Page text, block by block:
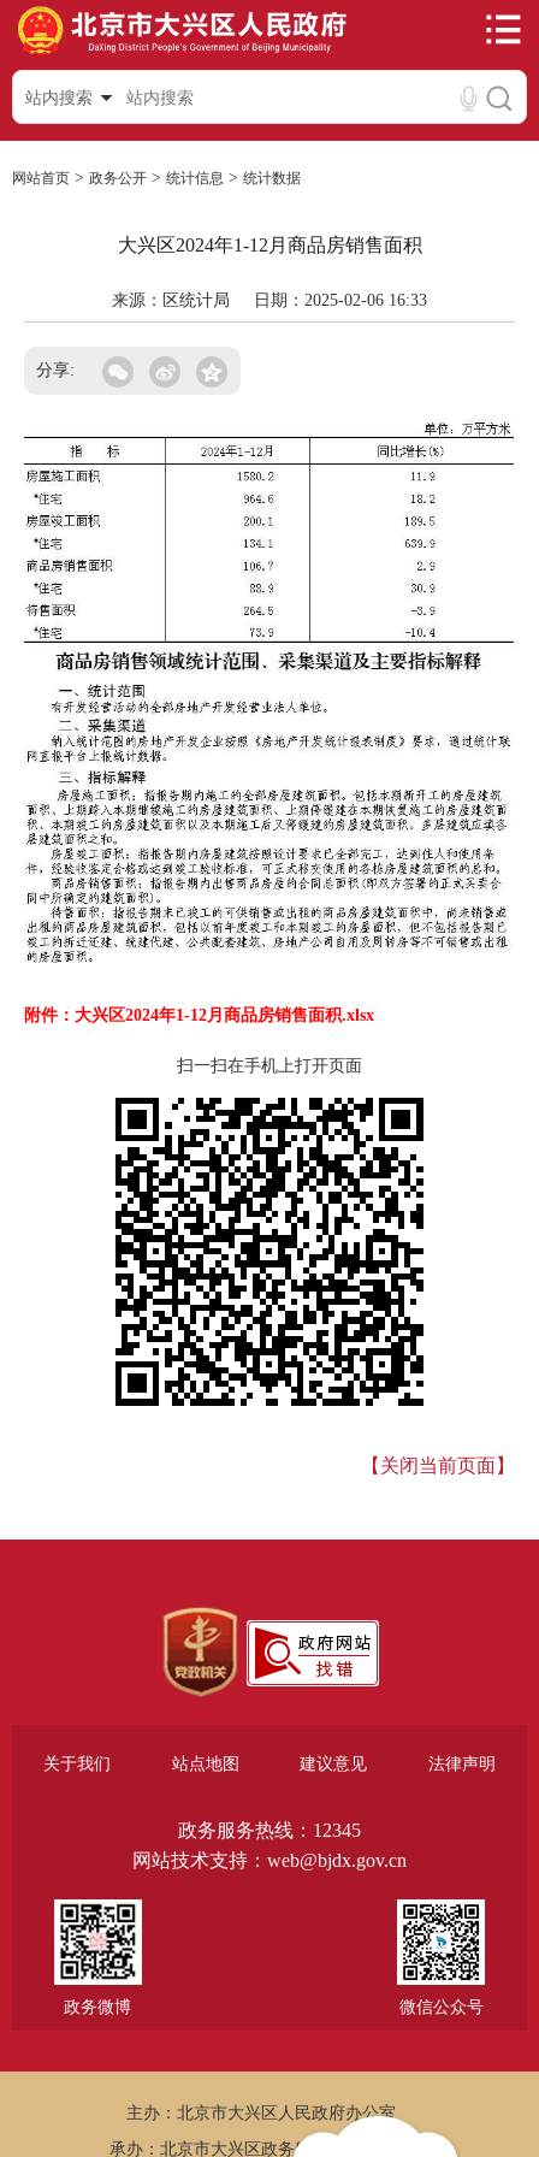
站内搜索
网站首页 > 政务公开 > 统计信息 > 统计数据
大兴区2024年1-12月商品房销售面积
来源：区统计局 日期：2025-02-06 16:33
分享:
附件：大兴区2024年1-12月商品房销售面积.xlsx
扫一扫在手机上打开页面
【关闭当前页面】
关于我们 站点地图 建议意见 法律声明
政务服务热线：12345
网站技术支持：web@bjdx.gov.cn
政务微博 微信公众号
主办：北京市大兴区人民政府办公室
承办：北京市大兴区政务服务和数据管理局